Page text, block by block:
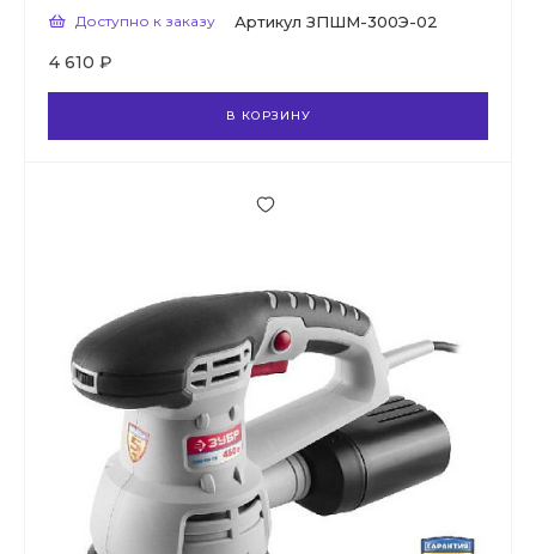
Доступно к заказу Артикул ЗПШМ-300Э-02
4 610 ₽
В КОРЗИНУ